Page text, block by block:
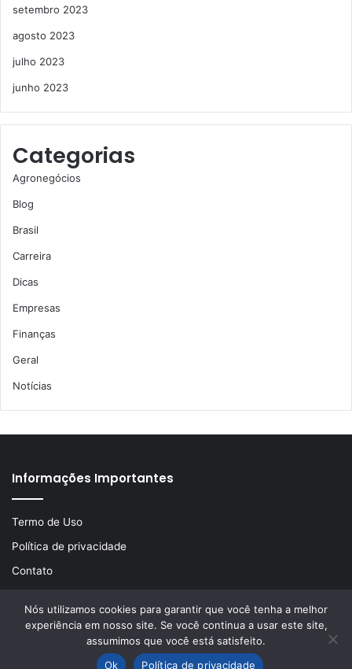
setembro 2023
agosto 2023
julho 2023
junho 2023
Categorias
Agronegócios
Blog
Brasil
Carreira
Dicas
Empresas
Finanças
Geral
Notícias
Informações Importantes
Termo de Uso
Política de privacidade
Contato
© Copyright 2026, Todos os direitos reservados | Desenvolvido
porLA Comunicações
Nós utilizamos cookies para garantir que você tenha a melhor
experiência em nosso site. Se você continua a usar este site,
assumimos que você está satisfeito.
Ok
Política de privacidade